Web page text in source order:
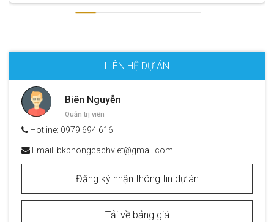
LIÊN HỆ DỰ ÁN
Biên Nguyễn
Quản trị viên
Hotline: 0979 694 616
Email: bkphongcachviet@gmail.com
Đăng ký nhận thông tin dự án
Tải về bảng giá